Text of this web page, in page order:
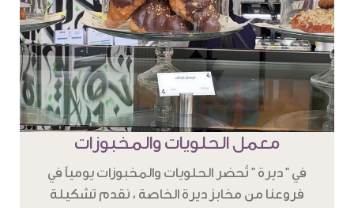
معمل الحلويات والمخبوزات
في " ديرة " تُحضر الحلويات والمخبوزات يومياً في
فروعنا من مخابز ديرة الخاصة ، نقدم تشكيلة
مختارة من الحلويات والمخبوزات اللي تناسب كل